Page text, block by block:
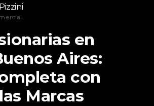
en
Aires:
con
Marcas